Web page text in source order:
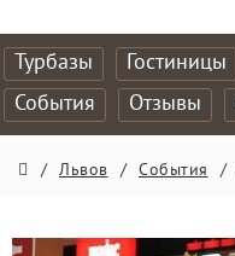
Турбазы Гостиницы
События
Отзывы
/ Львов / События /